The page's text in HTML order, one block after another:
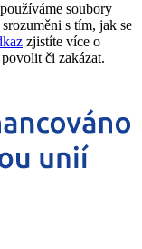
soubory
s tím, jak se
zjistíte více o
či zakázat.